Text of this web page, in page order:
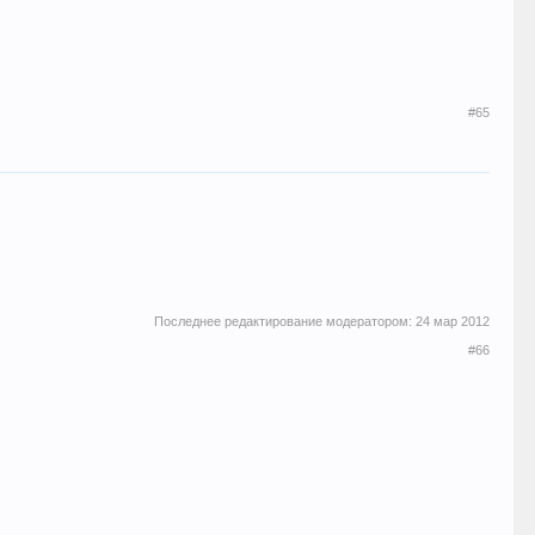
#65
Последнее редактирование модератором: 24 мар 2012
#66